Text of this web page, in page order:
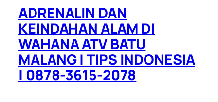
ADRENALIN DAN
KEINDAHAN ALAM DI
WAHANA ATV BATU
MALANG | TIPS INDONESIA
| 0878-3615-2078